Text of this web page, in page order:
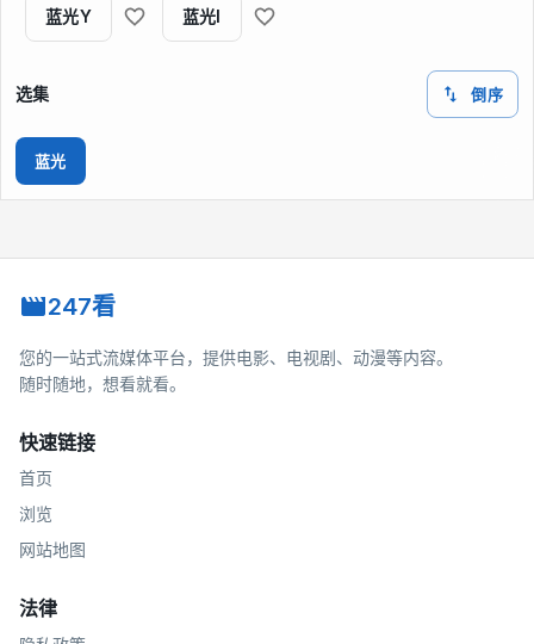
蓝光Y 蓝光I
选集 倒序
蓝光
247看
您的一站式流媒体平台，提供电影、电视剧、动漫等内容。
随时随地，想看就看。
快速链接
首页
浏览
网站地图
法律